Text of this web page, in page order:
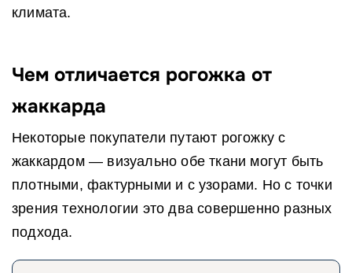
климата.
Чем отличается рогожка от
жаккарда
Некоторые покупатели путают рогожку с
жаккардом — визуально обе ткани могут быть
плотными, фактурными и с узорами. Но с точки
зрения технологии это два совершенно разных
подхода.